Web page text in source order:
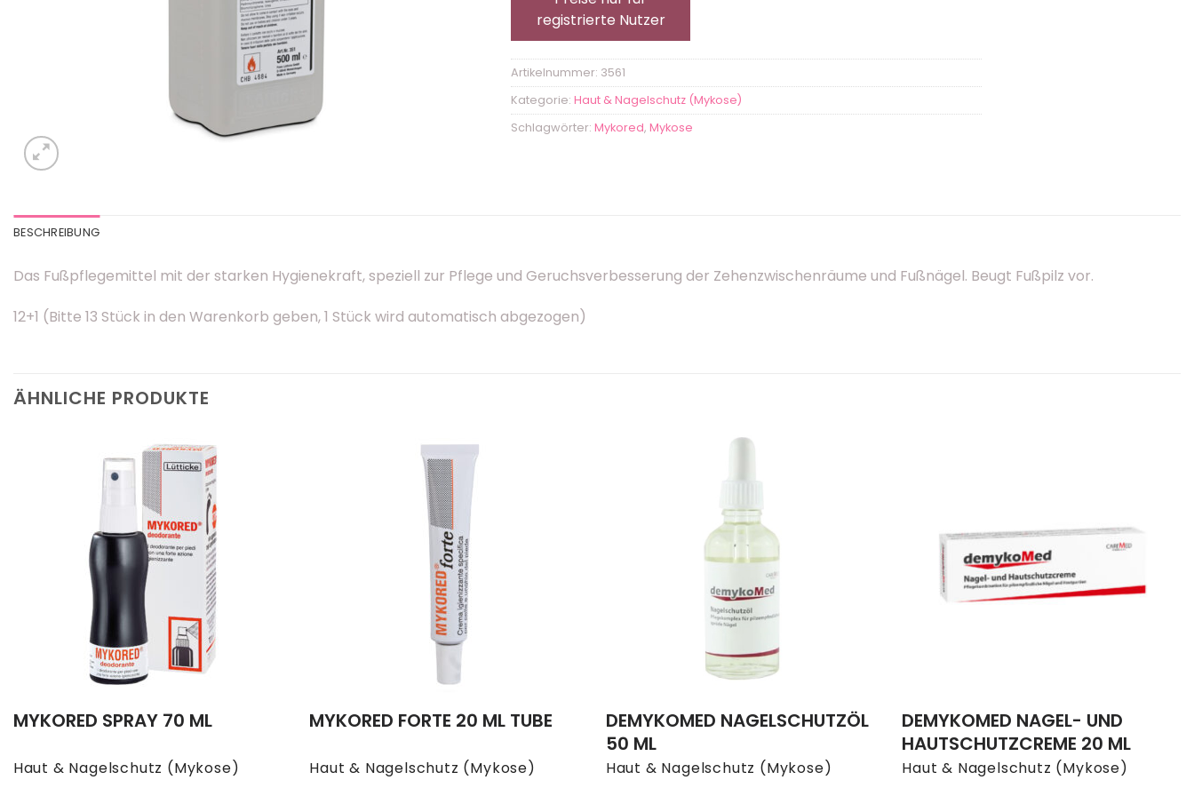
registrierte Nutzer
Artikelnummer: 3561
Kategorie: Haut & Nagelschutz (Mykose)
Schlagwörter: Mykored, Mykose
BESCHREIBUNG
Das Fußpflegemittel mit der starken Hygienekraft, speziell zur Pflege und Geruchsverbesserung der Zehenzwischenräume und Fußnägel. Beugt Fußpilz vor.
12+1 (Bitte 13 Stück in den Warenkorb geben, 1 Stück wird automatisch abgezogen)
ÄHNLICHE PRODUKTE
Haut & Nagelschutz (Mykose)
MYKORED SPRAY 70 ML
Haut & Nagelschutz (Mykose)
MYKORED FORTE 20 ML TUBE
Haut & Nagelschutz (Mykose)
DEMYKOMED NAGELSCHUTZÖL
50 ML
Haut & Nagelschutz (Mykose)
DEMYKOMED NAGEL- UND
HAUTSCHUTZCREME 20 ML